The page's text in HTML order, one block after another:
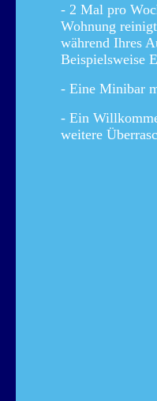
- 2 Mal pro
Wohnung
während Ihres
Beispielsweise
- Eine Minibar
- Ein
weitere